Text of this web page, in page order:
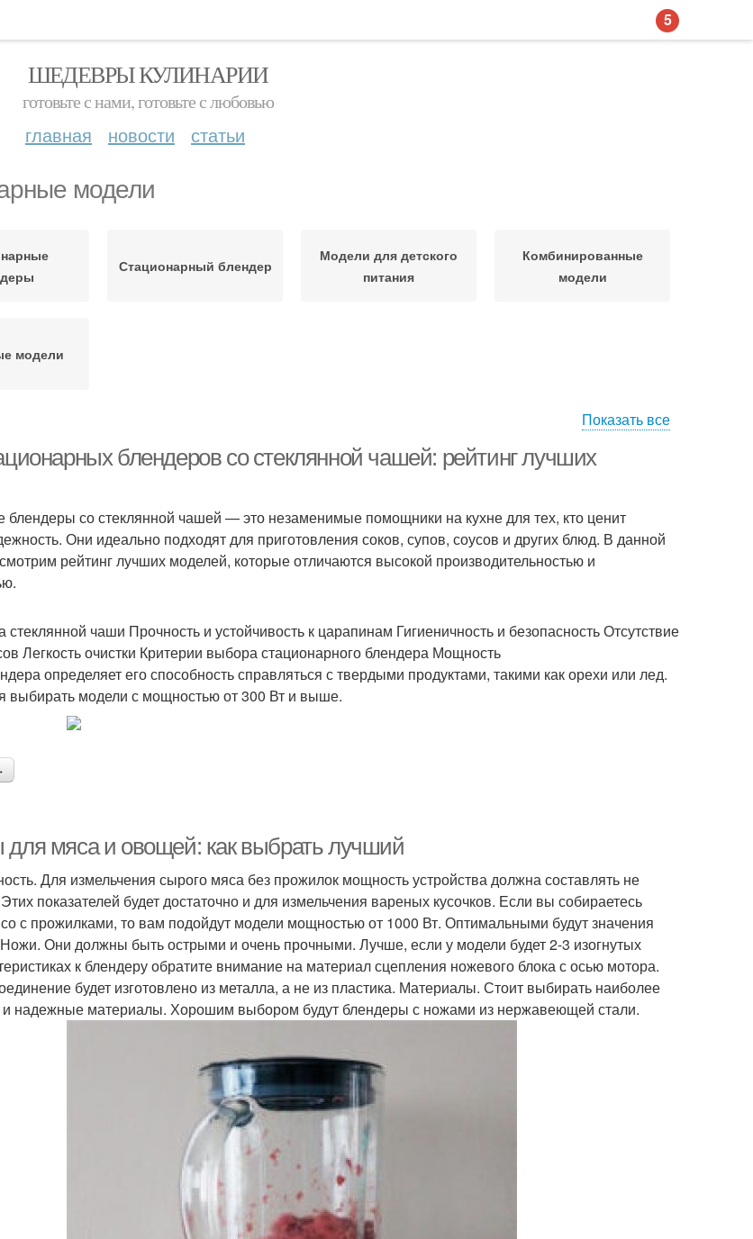
ШЕДЕВРЫ КУЛИНАРИИ
готовьте с нами, готовьте с любовью
главная новости статьи
модели
Стационарный блендер
Модели для детского
питания
Комбинированные
модели
модели
Показать все
блендеров со стеклянной чашей: рейтинг лучших
со стеклянной чашей — это незаменимые помощники на кухне для тех, кто ценит
Они идеально подходят для приготовления соков, супов, соусов и других блюд. В данной
рейтинг лучших моделей, которые отличаются высокой производительностью и
чаши Прочность и устойчивость к царапинам Гигиеничность и безопасность Отсутствие
Легкость очистки Критерии выбора стационарного блендера Мощность
определяет его способность справляться с твердыми продуктами, такими как орехи или лед.
выбирать модели с мощностью от 300 Вт и выше.
мяса и овощей: как выбрать лучший
Для измельчения сырого мяса без прожилок мощность устройства должна составлять не
показателей будет достаточно и для измельчения вареных кусочков. Если вы собираетесь
с прожилками, то вам подойдут модели мощностью от 1000 Вт. Оптимальными будут значения
Они должны быть острыми и очень прочными. Лучше, если у модели будет 2-3 изогнутых
к блендеру обратите внимание на материал сцепления ножевого блока с осью мотора.
будет изготовлено из металла, а не из пластика. Материалы. Стоит выбирать наиболее
и надежные материалы. Хорошим выбором будут блендеры с ножами из нержавеющей стали.
5